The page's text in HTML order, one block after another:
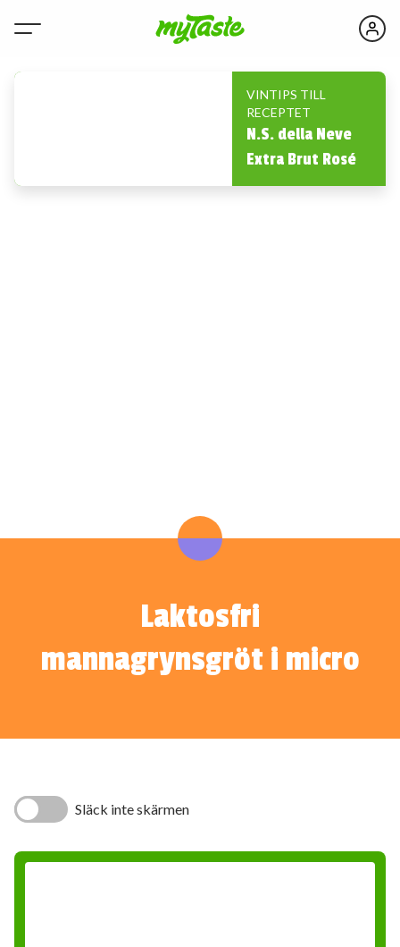
VINTIPS TILL
RECEPTET
N.S. della Neve
Extra Brut Rosé
Laktosfri
mannagrynsgröt i micro
Släck inte skärmen